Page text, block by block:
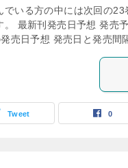
いる方の中には次回の
。 最新刊発売日予想 発売
売日予想 発売日と発売
Tweet 0